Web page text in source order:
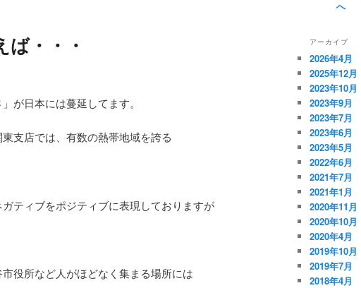
・・・
が日本には蔓延してます。
支店では、有数の熱帯地域を誇る
ティブをポジティブに表現しておりますが
役所など人がほどなく集まる場所には
へ
アーカイブ
2026年4月
2025年12月
2023年10月
2023年9月
2023年7月
2023年6月
2023年5月
2022年6月
2021年7月
2021年1月
2020年11月
2020年10月
2020年4月
2019年10月
2019年7月
2018年4月